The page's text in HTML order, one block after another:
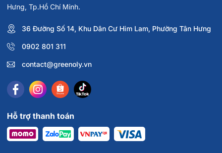
Hưng, Tp.Hồ Chí Minh.
36 Đường Số 14, Khu Dân Cư Him Lam, Phường Tân Hưng
0902 801 311
contact@greenoly.vn
Hỗ trợ thanh toán